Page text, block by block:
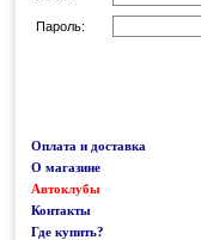
Пароль:
Оплата и доставка
О магазине
Автоклубы
Контакты
Где купить?